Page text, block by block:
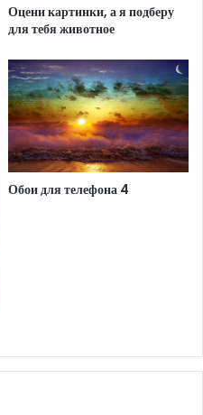
Оцени картинки, а я подберу
для тебя животное
Обои для телефона 4